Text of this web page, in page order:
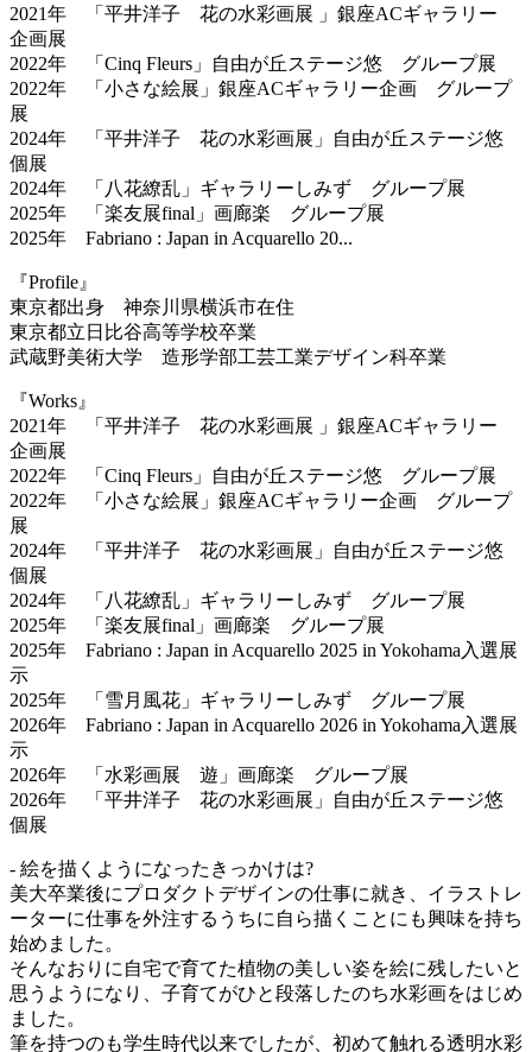
2021年 「平井洋子 花の水彩画展 」銀座ACギャラリー
企画展
2022年 「Cinq Fleurs」自由が丘ステージ悠 グループ展
2022年 「小さな絵展」銀座ACギャラリー企画 グループ
展
2024年 「平井洋子 花の水彩画展」自由が丘ステージ悠
個展
2024年 「八花繚乱」ギャラリーしみず グループ展
2025年 「楽友展final」画廊楽 グループ展
2025年 Fabriano : Japan in Acquarello 20...
『Profile』
東京都出身 神奈川県横浜市在住
東京都立日比谷高等学校卒業
武蔵野美術大学 造形学部工芸工業デザイン科卒業
『Works』
2021年 「平井洋子 花の水彩画展 」銀座ACギャラリー
企画展
2022年 「Cinq Fleurs」自由が丘ステージ悠 グループ展
2022年 「小さな絵展」銀座ACギャラリー企画 グループ
展
2024年 「平井洋子 花の水彩画展」自由が丘ステージ悠
個展
2024年 「八花繚乱」ギャラリーしみず グループ展
2025年 「楽友展final」画廊楽 グループ展
2025年 Fabriano : Japan in Acquarello 2025 in Yokohama入選展
示
2025年 「雪月風花」ギャラリーしみず グループ展
2026年 Fabriano : Japan in Acquarello 2026 in Yokohama入選展
示
2026年 「水彩画展 遊」画廊楽 グループ展
2026年 「平井洋子 花の水彩画展」自由が丘ステージ悠
個展
- 絵を描くようになったきっかけは?
美大卒業後にプロダクトデザインの仕事に就き、イラストレ
ーターに仕事を外注するうちに自ら描くことにも興味を持ち
始めました。
そんなおりに自宅で育てた植物の美しい姿を絵に残したいと
思うようになり、子育てがひと段落したのち水彩画をはじめ
ました。
筆を持つのも学生時代以来でしたが、初めて触れる透明水彩